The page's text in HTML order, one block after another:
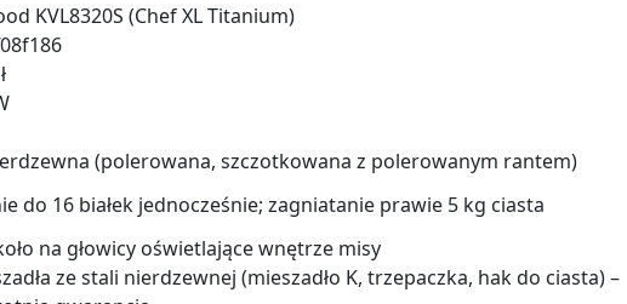
KVL8320S (Chef XL Titanium)
(polerowana, szczotkowana z polerowanym rantem)
do 16 białek jednocześnie; zagniatanie prawie 5 kg ciasta
na głowicy oświetlające wnętrze misy
ze stali nierdzewnej (mieszadło K, trzepaczka, hak do ciasta) –